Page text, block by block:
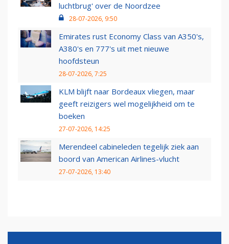
luchtbrug' over de Noordzee
28-07-2026, 9:50
Emirates rust Economy Class van A350's,
A380's en 777's uit met nieuwe
hoofdsteun
28-07-2026, 7:25
KLM blijft naar Bordeaux vliegen, maar
geeft reizigers wel mogelijkheid om te
boeken
27-07-2026, 14:25
Merendeel cabineleden tegelijk ziek aan
boord van American Airlines-vlucht
27-07-2026, 13:40